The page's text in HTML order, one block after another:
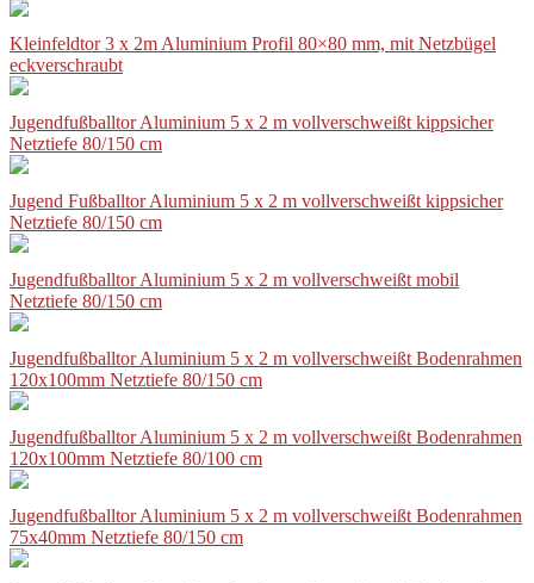
Kleinfeldtor 3 x 2m Aluminium Profil 80×80 mm, mit Netzbügel
eckverschraubt
Jugendfußballtor Aluminium 5 x 2 m vollverschweißt kippsicher
Netztiefe 80/150 cm
Jugend Fußballtor Aluminium 5 x 2 m vollverschweißt kippsicher
Netztiefe 80/150 cm
Jugendfußballtor Aluminium 5 x 2 m vollverschweißt mobil
Netztiefe 80/150 cm
Jugendfußballtor Aluminium 5 x 2 m vollverschweißt Bodenrahmen
120x100mm Netztiefe 80/150 cm
Jugendfußballtor Aluminium 5 x 2 m vollverschweißt Bodenrahmen
120x100mm Netztiefe 80/100 cm
Jugendfußballtor Aluminium 5 x 2 m vollverschweißt Bodenrahmen
75x40mm Netztiefe 80/150 cm